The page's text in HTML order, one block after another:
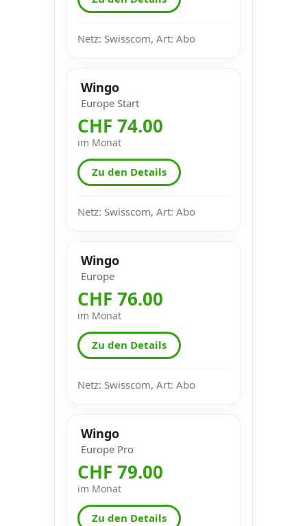
Netz: Swisscom, Art: Abo
Wingo
Europe Start
CHF 74.00
im Monat
Zu den Details
Netz: Swisscom, Art: Abo
Wingo
Europe
CHF 76.00
im Monat
Zu den Details
Netz: Swisscom, Art: Abo
Wingo
Europe Pro
CHF 79.00
im Monat
Zu den Details